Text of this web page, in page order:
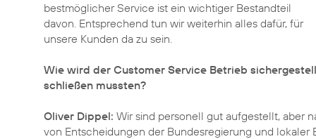
bestmöglicher Service ist ein wichtiger Bestandteil
davon. Entsprechend tun wir weiterhin alles dafür, für
unsere Kunden da zu sein.
Wie wird der Customer Service Betrieb
schließen mussten?
Oliver Dippel: Wir sind personell gut aufgestellt, aber
von Entscheidungen der Bundesregierung und